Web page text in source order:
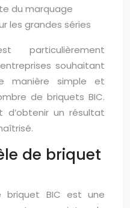
du marquage
les grandes séries
particulièrement
souhaitant
manière simple et
de briquets BIC.
un résultat
de briquet
briquet BIC est une